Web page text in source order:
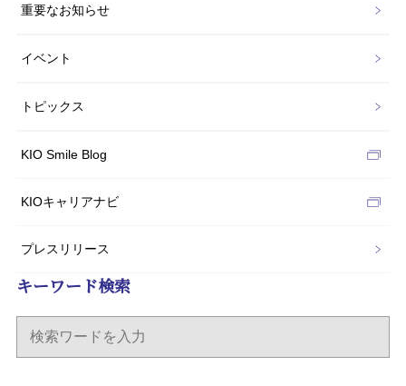
重要なお知らせ
イベント
トピックス
KIO Smile Blog
KIOキャリアナビ
プレスリリース
キーワード検索